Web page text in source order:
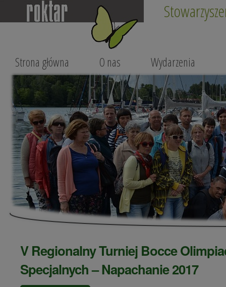
Strona główna O nas Wydarzenia
V Regionalny Turniej Bocce
Specjalnych – Napachanie 2017